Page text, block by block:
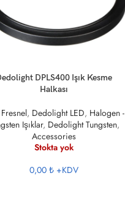
OKUDPLS400 Işık Kesme
Halkası
, Dedolight LED, Halogen -
Işıklar, Dedolight Tungsten,
Accessories
Stokta yok
0,00 ₺ +KDV